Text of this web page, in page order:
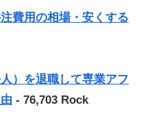
費用の相場・安くする
）を退職して専業アフ
- 76,703 Rock